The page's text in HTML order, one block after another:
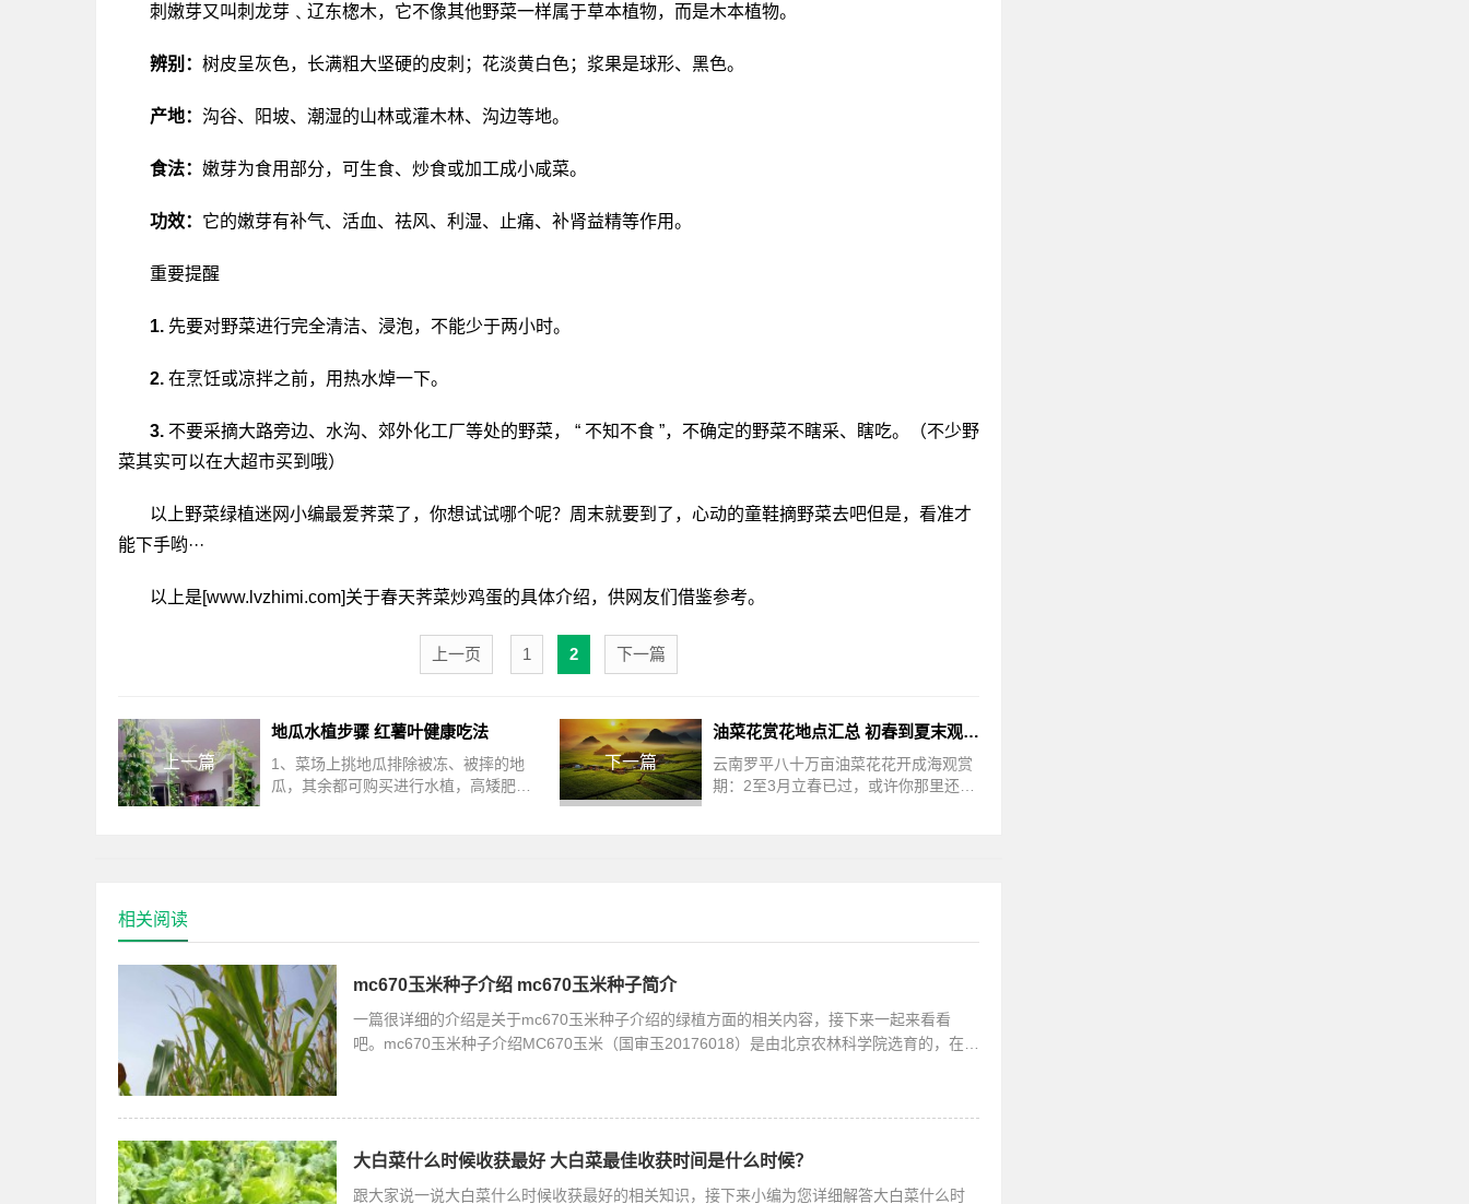
刺嫩芽又叫刺龙芽﹑辽东楤木，它不像其他野菜一样属于草本植物，而是木本植物。
辨别： 树皮呈灰色，长满粗大坚硬的皮刺；花淡黄白色；浆果是球形、黑色。
产地： 沟谷、阳坡、潮湿的山林或灌木林、沟边等地。
食法： 嫩芽为食用部分，可生食、炒食或加工成小咸菜。
功效： 它的嫩芽有补气、活血、祛风、利湿、止痛、补肾益精等作用。
重要提醒
1. 先要对野菜进行完全清洁、浸泡，不能少于两小时。
2. 在烹饪或凉拌之前，用热水焯一下。
3. 不要采摘大路旁边、水沟、郊外化工厂等处的野菜， “ 不知不食 ”，不确定的野菜不瞎采、瞎吃。（不少野
菜其实可以在大超市买到哦）
以上野菜绿植迷网小编最爱荠菜了，你想试试哪个呢？周末就要到了，心动的童鞋摘野菜去吧但是，看准才
能下手哟···
以上是[www.lvzhimi.com]关于春天荠菜炒鸡蛋的具体介绍，供网友们借鉴参考。
上一页 1 2 下一篇
上一篇
地瓜水植步骤 红薯叶健康吃法
1、菜场上挑地瓜排除被冻、被摔的地
瓜，其余都可购买进行水植，高矮肥瘦
下一篇
油菜花赏花地点汇总 初春到夏末观赏时间
云南罗平八十万亩油菜花花开成海观赏
期：2至3月立春已过，或许你那里还持
相关阅读
mc670玉米种子介绍 mc670玉米种子简介
一篇很详细的介绍是关于mc670玉米种子介绍的绿植方面的相关内容，接下来一起来看看
吧。mc670玉米种子介绍MC670玉米（国审玉20176018）是由北京农林科学院选育的，在
大白菜什么时候收获最好 大白菜最佳收获时间是什么时候？
跟大家说一说大白菜什么时候收获最好的相关知识，接下来小编为您详细解答大白菜什么时